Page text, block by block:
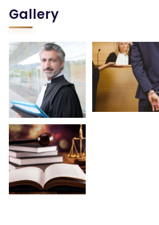
Gallery